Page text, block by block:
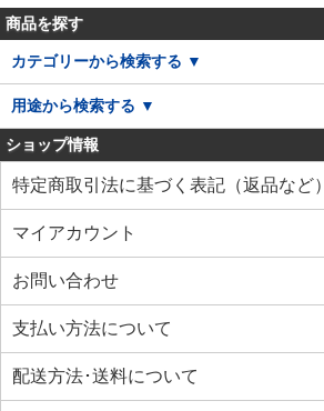
商品を探す
カテゴリーから検索する ▼
用途から検索する ▼
ショップ情報
特定商取引法に基づく表記（返品など）
マイアカウント
お問い合わせ
支払い方法について
配送方法･送料について